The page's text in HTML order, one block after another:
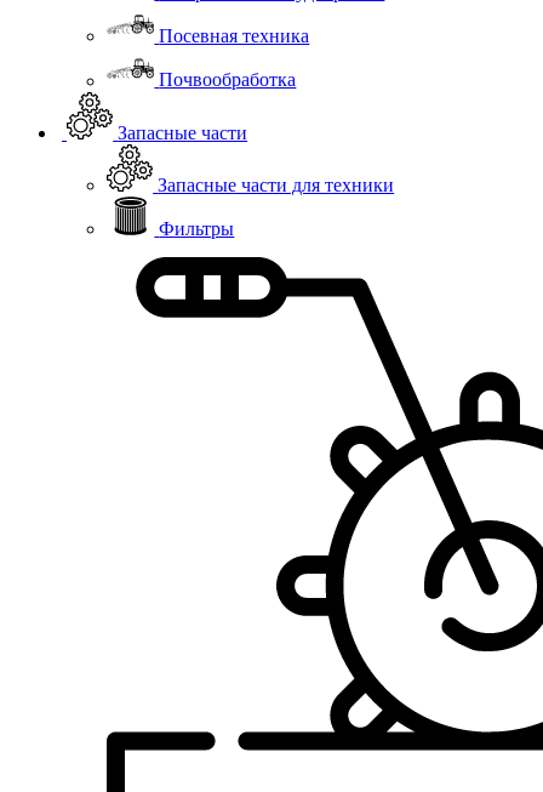
Посевная техника
Почвообработка
Запасные части
Запасные части для техники
Фильтры